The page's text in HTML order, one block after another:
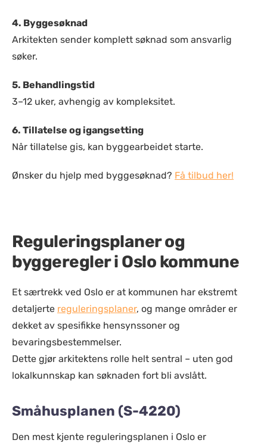
4. Byggesøknad
Arkitekten sender komplett søknad som ansvarlig
søker.
5. Behandlingstid
3–12 uker, avhengig av kompleksitet.
6. Tillatelse og igangsetting
Når tillatelse gis, kan byggearbeidet starte.
Ønsker du hjelp med byggesøknad? Få tilbud her!
Reguleringsplaner og
byggeregler i Oslo kommune
Et særtrekk ved Oslo er at kommunen har ekstremt
detaljerte reguleringsplaner, og mange områder er
dekket av spesifikke hensynssoner og
bevaringsbestemmelser.
Dette gjør arkitektens rolle helt sentral – uten god
lokalkunnskap kan søknaden fort bli avslått.
Småhusplanen (S-4220)
Den mest kjente reguleringsplanen i Oslo er